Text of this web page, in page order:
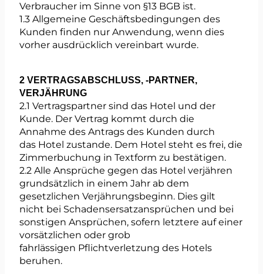
Verbraucher im Sinne von §13 BGB ist.
1.3 Allgemeine Geschäftsbedingungen des
Kunden finden nur Anwendung, wenn dies
vorher ausdrücklich vereinbart wurde.
2 VERTRAGSABSCHLUSS, -PARTNER,
VERJÄHRUNG
2.1 Vertragspartner sind das Hotel und der
Kunde. Der Vertrag kommt durch die
Annahme des Antrags des Kunden durch
das Hotel zustande. Dem Hotel steht es frei, die
Zimmerbuchung in Textform zu bestätigen.
2.2 Alle Ansprüche gegen das Hotel verjähren
grundsätzlich in einem Jahr ab dem
gesetzlichen Verjährungsbeginn. Dies gilt
nicht bei Schadensersatzansprüchen und bei
sonstigen Ansprüchen, sofern letztere auf einer
vorsätzlichen oder grob
fahrlässigen Pflichtverletzung des Hotels
beruhen.